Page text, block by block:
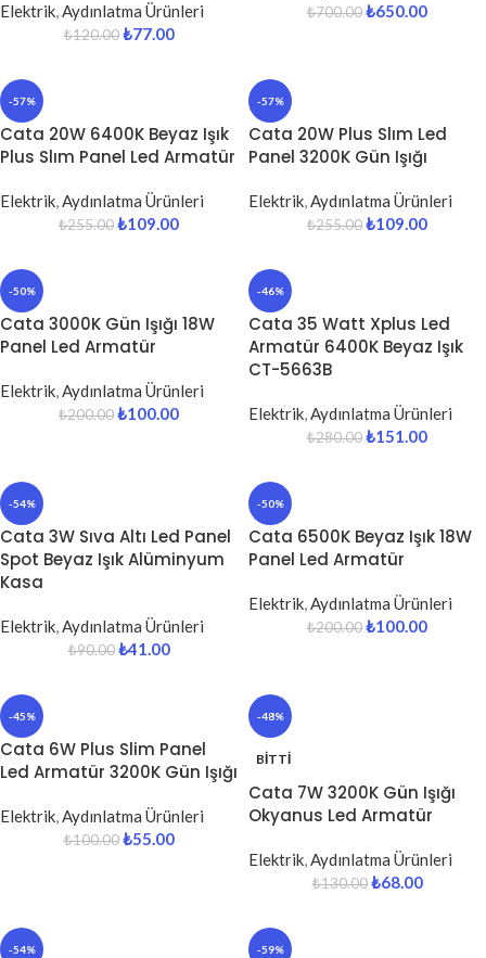
Elektrik,Aydınlatma Ürünleri
₺120.00 ₺77.00
₺700.00₺650.00
-57%
Cata 20W 6400K Beyaz Işık
Plus Slım Panel Led Armatür
Elektrik,Aydınlatma Ürünleri
₺255.00₺109.00
-57%
Cata 20W Plus Slım Led
Panel 3200K Gün Işığı
Elektrik,Aydınlatma Ürünleri
₺255.00₺109.00
-50%
Cata 3000K Gün Işığı 18W
Panel Led Armatür
Elektrik,Aydınlatma Ürünleri
₺200.00₺100.00
-46%
Cata 35 Watt Xplus Led
Armatür 6400K Beyaz Işık
CT-5663B
Elektrik,Aydınlatma Ürünleri
₺280.00₺151.00
-54%
Cata 3W Sıva Altı Led Panel
Spot Beyaz Işık Alüminyum
Kasa
Elektrik,Aydınlatma Ürünleri
₺90.00 ₺41.00
-50%
Cata 6500K Beyaz Işık 18W
Panel Led Armatür
Elektrik,Aydınlatma Ürünleri
₺200.00₺100.00
-45%
Cata 6W Plus Slim Panel
Led Armatür 3200K Gün Işığı
Elektrik,Aydınlatma Ürünleri
₺100.00 ₺55.00
-48%
BITTI
Cata 7W 3200K Gün Işığı
Okyanus Led Armatür
Elektrik,Aydınlatma Ürünleri
₺130.00 ₺68.00
-54% -59%